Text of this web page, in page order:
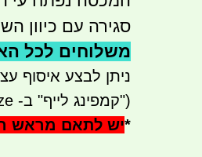
סגירה עם כיוון
משלוחים לכל הארץ
ניתן לבצע איסוף עצמי -
("קמפינג לייף" ב- waze)
*יש לתאם מראש